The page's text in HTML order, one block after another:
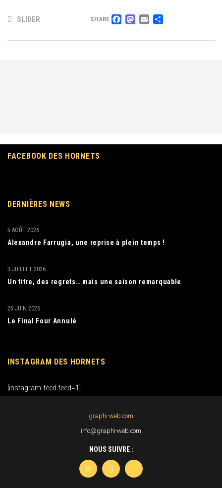
SLIDER SHARE FACEBOOK
MASTODON
EMAIL
FACEBOOK DES HORNETS
DERNIÈRES NEWS
Alexandre Farrugia, une reprise à plein temps !
5 AOÛT 2026
Un titre, des regrets… mais une saison remarquable
3 JUILLET 2026
Le Final Four Annulé
25 JUIN 2026
INSTAGRAM DES HORNETS
[instagram-feed feed=1]
graphi-web.com
info@graphi-web.com
NOUS SUIVRE :